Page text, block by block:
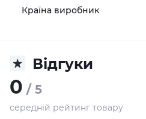
Країна виробник
Відгуки
0 / 5
середній рейтинг товару